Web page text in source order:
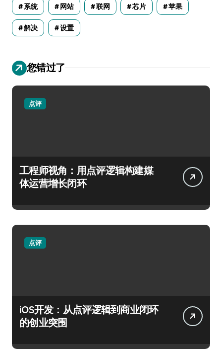
系统 网站 联网 芯片 苹果
解决 设置
您错过了
点评
工程师视角：用点评逻辑构建媒
体运营增长闭环
点评
iOS开发：从点评逻辑到商业闭环
的创业突围